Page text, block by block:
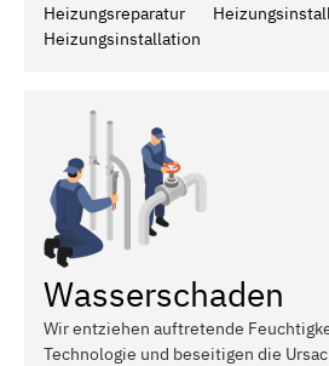
Heizungsreparatur
Heizungsinstallation
Wasserschaden
Wir entziehen auftretende
Technologie und beseitigen die